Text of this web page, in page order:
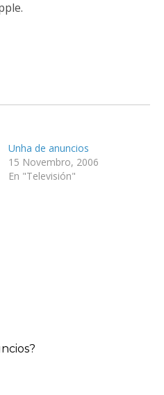
Unha de anuncios
15 Novembro, 2006
En "Televisión"